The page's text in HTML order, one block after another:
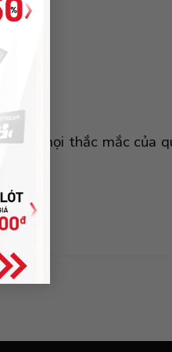
hồi mọi thắc mắc của